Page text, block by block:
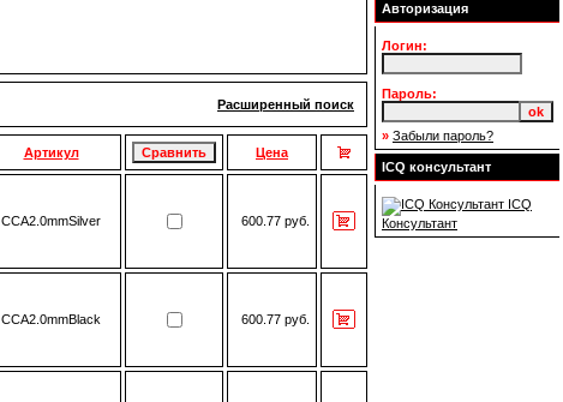
Расширенный поиск
Артикул Цена
CCA2.0mmSilver 600.77 руб.
CCA2.0mmBlack 600.77 руб.
Авторизация
Логин:
Пароль:
» Забыли пароль?
ICQ консультант
ICQ
Консультант